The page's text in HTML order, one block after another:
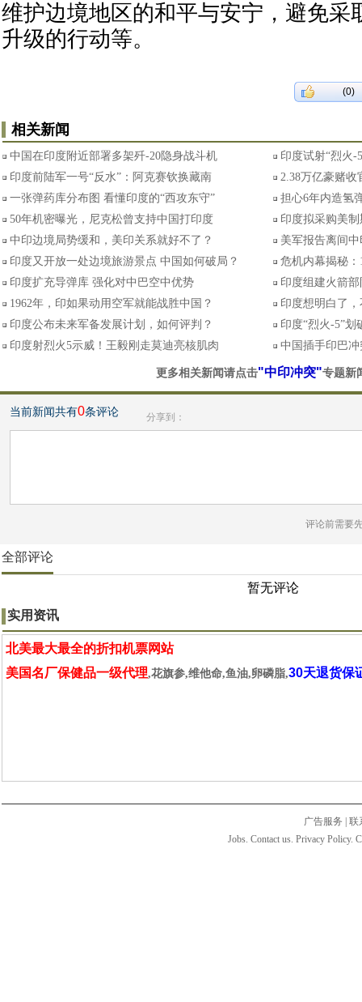
维护边境地区的和平与安宁，避免采
升级的行动等。
(0)
相关新闻
中国在印度附近部署多架歼-20隐身战斗机
印度试射“烈火-
印度前陆军一号“反水”：阿克赛钦换藏南
2.38万亿豪赌收
一张弹药库分布图 看懂印度的“西攻东守”
担心6年内造氢
50年机密曝光，尼克松曾支持中国打印度
印度拟采购美
中印边境局势缓和，美印关系就好不了？
美军报告离间
印度又开放一处边境旅游景点 中国如何破局？
危机内幕揭秘
印度扩充导弹库 强化对中巴空中优势
印度组建火箭
1962年，印如果动用空军就能战胜中国？
印度想明白了
印度公布未来军备发展计划，如何评判？
印度“烈火-5”
印度射烈火5示威！王毅刚走莫迪亮核肌肉
中国插手印巴
更多相关新闻请点击"中印冲突"专题新
当前新闻共有0条评论 分享到：
评论前需要
全部评论
暂无评论
实用资讯
北美最大最全的折扣机票网站
美国名厂保健品一级代理,花旗参,维他命,鱼油,卵磷脂,30天退货保
广告服务
联
Jobs. Contact us. Privacy Policy.